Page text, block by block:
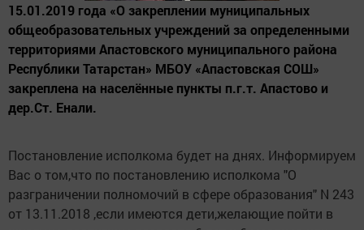
15.01.2019 года «О закреплении муниципальных
общеобразовательных учреждений за определенными
территориями Апастовского муниципального района
Республики Татарстан» МБОУ «Апастовская СОШ»
закреплена на населённые пункты п.г.т. Апастово и
дер.Ст. Енали.
Постановление исполкома будет на днях. Информируем
Вас о том,что по постановлению исполкома "О
разграничении полномочий в сфере образования" N 243
от 13.11.2018 ,если имеются дети,желающие пойти в